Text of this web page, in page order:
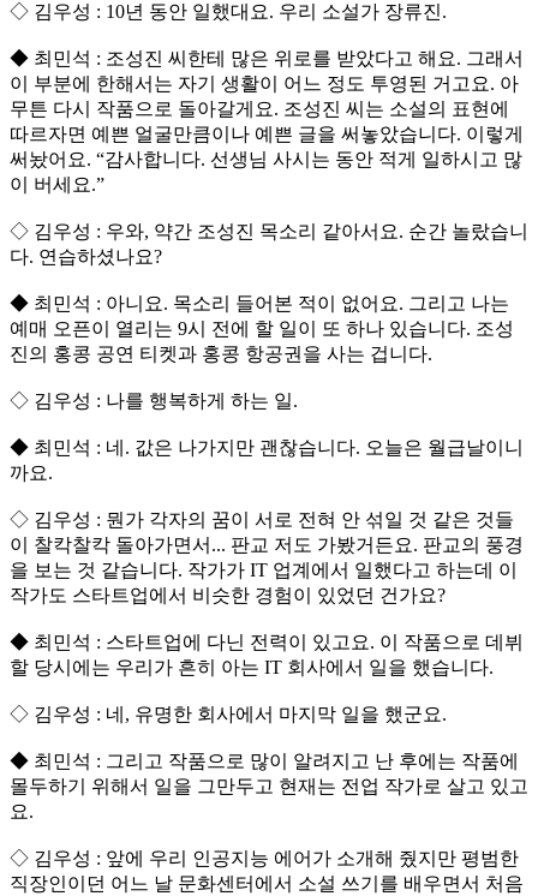
◇ 김우성 : 10년 동안 일했대요. 우리 소설가 장류진.
◆ 최민석 : 조성진 씨한테 많은 위로를 받았다고 해요. 그래서
이 부분에 한해서는 자기 생활이 어느 정도 투영된 거고요. 아
무튼 다시 작품으로 돌아갈게요. 조성진 씨는 소설의 표현에
따르자면 예쁜 얼굴만큼이나 예쁜 글을 써놓았습니다. 이렇게
써놨어요. “감사합니다. 선생님 사시는 동안 적게 일하시고 많
이 버세요.”
◇ 김우성 : 우와, 약간 조성진 목소리 같아서요. 순간 놀랐습니
다. 연습하셨나요?
◆ 최민석 : 아니요. 목소리 들어본 적이 없어요. 그리고 나는
예매 오픈이 열리는 9시 전에 할 일이 또 하나 있습니다. 조성
진의 홍콩 공연 티켓과 홍콩 항공권을 사는 겁니다.
◇ 김우성 : 나를 행복하게 하는 일.
◆ 최민석 : 네. 값은 나가지만 괜찮습니다. 오늘은 월급날이니
까요.
◇ 김우성 : 뭔가 각자의 꿈이 서로 전혀 안 섞일 것 같은 것들
이 찰칵찰칵 돌아가면서... 판교 저도 가봤거든요. 판교의 풍경
을 보는 것 같습니다. 작가가 IT 업계에서 일했다고 하는데 이
작가도 스타트업에서 비슷한 경험이 있었던 건가요?
◆ 최민석 : 스타트업에 다닌 전력이 있고요. 이 작품으로 데뷔
할 당시에는 우리가 흔히 아는 IT 회사에서 일을 했습니다.
◇ 김우성 : 네, 유명한 회사에서 마지막 일을 했군요.
◆ 최민석 : 그리고 작품으로 많이 알려지고 난 후에는 작품에
몰두하기 위해서 일을 그만두고 현재는 전업 작가로 살고 있고
요.
◇ 김우성 : 앞에 우리 인공지능 에어가 소개해 줬지만 평범한
직장인이던 어느 날 문화센터에서 소설 쓰기를 배우면서 처음